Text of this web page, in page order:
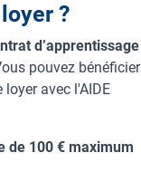
?
d’apprentissage
pouvez bénéficier
loyer avec l'AIDE
de 100 € maximum